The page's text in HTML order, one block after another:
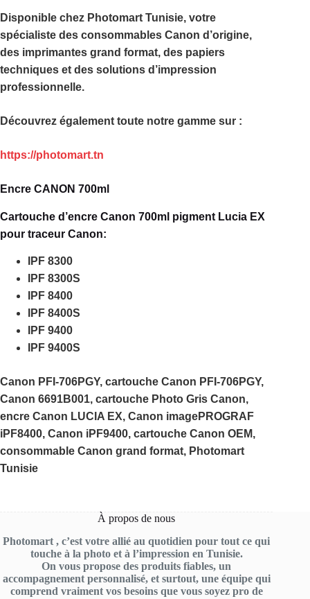
Disponible chez Photomart Tunisie, votre
spécialiste des consommables Canon d’origine,
des imprimantes grand format, des papiers
techniques et des solutions d’impression
professionnelle.
Découvrez également toute notre gamme sur :
https://photomart.tn
Encre CANON 700ml
Cartouche d’encre Canon 700ml pigment Lucia EX
pour traceur Canon:
IPF 8300
IPF 8300S
IPF 8400
IPF 8400S
IPF 9400
IPF 9400S
Canon PFI-706PGY, cartouche Canon PFI-706PGY,
Canon 6691B001, cartouche Photo Gris Canon,
encre Canon LUCIA EX, Canon imagePROGRAF
iPF8400, Canon iPF9400, cartouche Canon OEM,
consommable Canon grand format, Photomart
Tunisie
À propos de nous
Photomart , c’est votre allié au quotidien pour tout ce qui
touche à la photo et à l’impression en Tunisie.
On vous propose des produits fiables, un
accompagnement personnalisé, et surtout, une équipe qui
comprend vraiment vos besoins que vous soyez pro de